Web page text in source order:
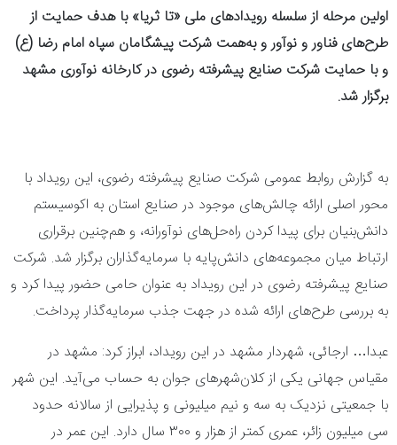
اولین مرحله از سلسله رویداد‌های ملی «تا ثریا» با هدف حمایت از
طرح‌های فناور و نوآور و به‌همت شرکت پیشگامان سپاه امام‌ رضا (ع)
و با حمایت شرکت صنایع پیشرفته رضوی در کارخانه نوآوری مشهد
برگزار شد.
به گزارش روابط عمومی شرکت صنایع پیشرفته رضوی، این رویداد با
محور اصلی ارائه چالش‌های موجود در صنایع استان به اکوسیستم
دانش‌بنیان برای پیدا کردن راه‌حل‌های نوآورانه، و هم‌چنین برقراری
ارتباط میان مجموعه‌های دانش‌پایه با سرمایه‌گذاران برگزار شد. شرکت
صنایع پیشرفته رضوی در این رویداد به عنوان حامی حضور پیدا کرد و
به بررسی طرح‌های ارائه شده در جهت جذب سرمایه‌گذار پرداخت.
عبدا… ارجائی، شهردار مشهد در این رویداد، ابراز کرد: مشهد در
مقیاس جهانی یکی از کلان‌شهر‌های جوان به حساب می‌آید. این شهر
با جمعیتی نزدیک به سه و نیم میلیونی و پذیرایی از سالانه حدود
سی میلیون زائر، عمری کمتر از هزار و ۳۰۰ سال دارد. این عمر در